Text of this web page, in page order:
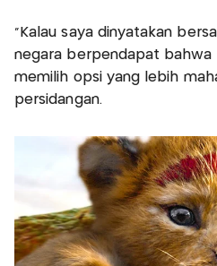
"Kalau saya dinyatakan
negara berpendapat bahwa
memilih opsi yang lebih
persidangan.